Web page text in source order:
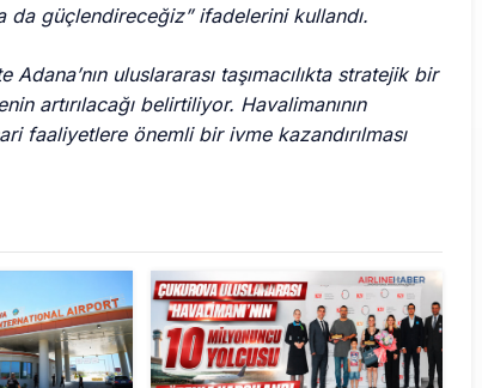
da güçlendireceğiz” ifadelerini kullandı.
uluslararası taşımacılıkta stratejik bir
artırılacağı belirtiliyor. Havalimanının
faaliyetlere önemli bir ivme kazandırılması